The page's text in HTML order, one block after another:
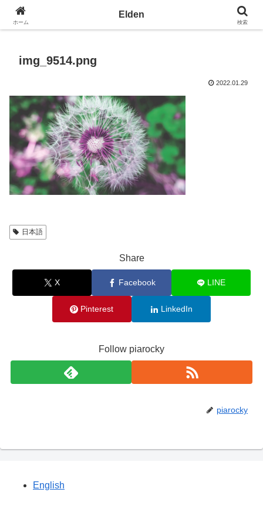
光の園エルデン - 地球を愛の星へ
img_9514.png
2022.01.29
日本語
Share
X Facebook LINE
Pinterest LinkedIn
Follow piarocky
piarocky
English
ホーム
Elden
検索